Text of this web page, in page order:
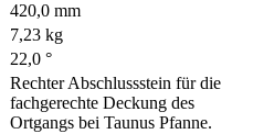
420,0 mm
7,23 kg
22,0 °
Rechter Abschlussstein für die
fachgerechte Deckung des
Ortgangs bei Taunus Pfanne.